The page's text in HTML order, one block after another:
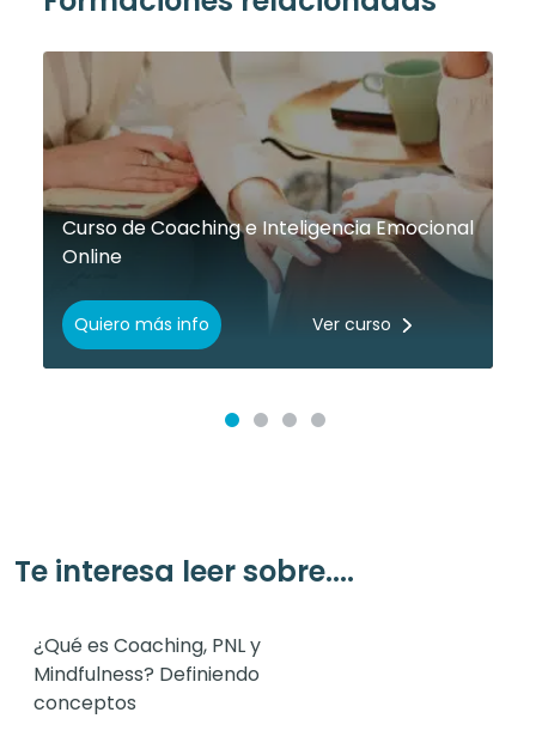
Curso de Coaching e Inteligencia Emocional
Online
Quiero más info Ver curso
Te interesa leer sobre....
¿Qué es Coaching, PNL y
Mindfulness? Definiendo
conceptos